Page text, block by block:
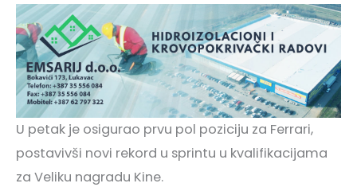
U petak je osigurao prvu pol poziciju za Ferrari,
postavivši novi rekord u sprintu u kvalifikacijama
za Veliku nagradu Kine.